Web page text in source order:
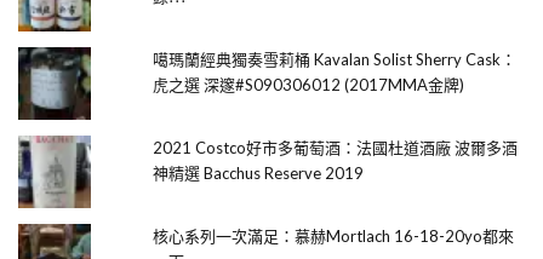
噶瑪蘭經典獨奏雪莉桶 Kavalan Solist Sherry Cask：
虎之選 深邃#S090306012 (2017MMA金牌)
2021 Costco好市多葡萄酒：法國杜道酒廠 波爾多酒
神精選 Bacchus Reserve 2019
核心系列一次滿足：慕赫Mortlach 16-18-20yo都來